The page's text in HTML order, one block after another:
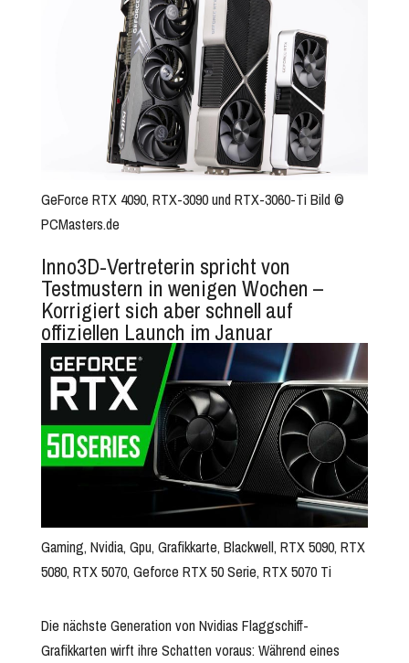
GeForce RTX 4090, RTX-3090 und RTX-3060-Ti Bild ©
PCMasters.de
Inno3D-Vertreterin spricht von
Testmustern in wenigen Wochen –
Korrigiert sich aber schnell auf
offiziellen Launch im Januar
Gaming, Nvidia, Gpu, Grafikkarte, Blackwell, RTX 5090, RTX
5080, RTX 5070, Geforce RTX 50 Serie, RTX 5070 Ti
Die nächste Generation von Nvidias Flaggschiff-
Grafikkarten wirft ihre Schatten voraus: Während eines